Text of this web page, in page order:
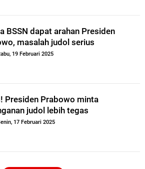
BSSN dapat arahan Presiden
masalah judol serius
19 Februari 2025
Presiden Prabowo minta
judol lebih tegas
17 Februari 2025